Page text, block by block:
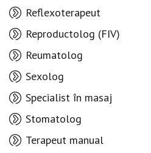
Reflexoterapeut
Reproductolog (FIV)
Reumatolog
Sexolog
Specialist în masaj
Stomatolog
Terapeut manual